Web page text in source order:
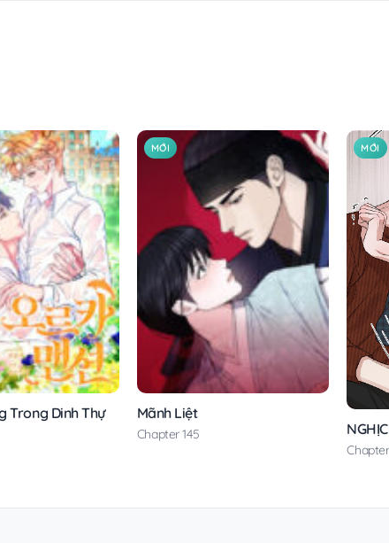
Trong Dinh Thự
MỚI
Mãnh Liệt
Chapter 145
MỚI